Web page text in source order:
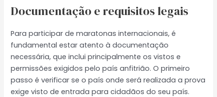
Documentação e requisitos legais
Para participar de maratonas internacionais, é
fundamental estar atento à documentação
necessária, que inclui principalmente os vistos e
permissões exigidos pelo país anfitrião. O primeiro
passo é verificar se o país onde será realizada a prova
exige visto de entrada para cidadãos do seu país.